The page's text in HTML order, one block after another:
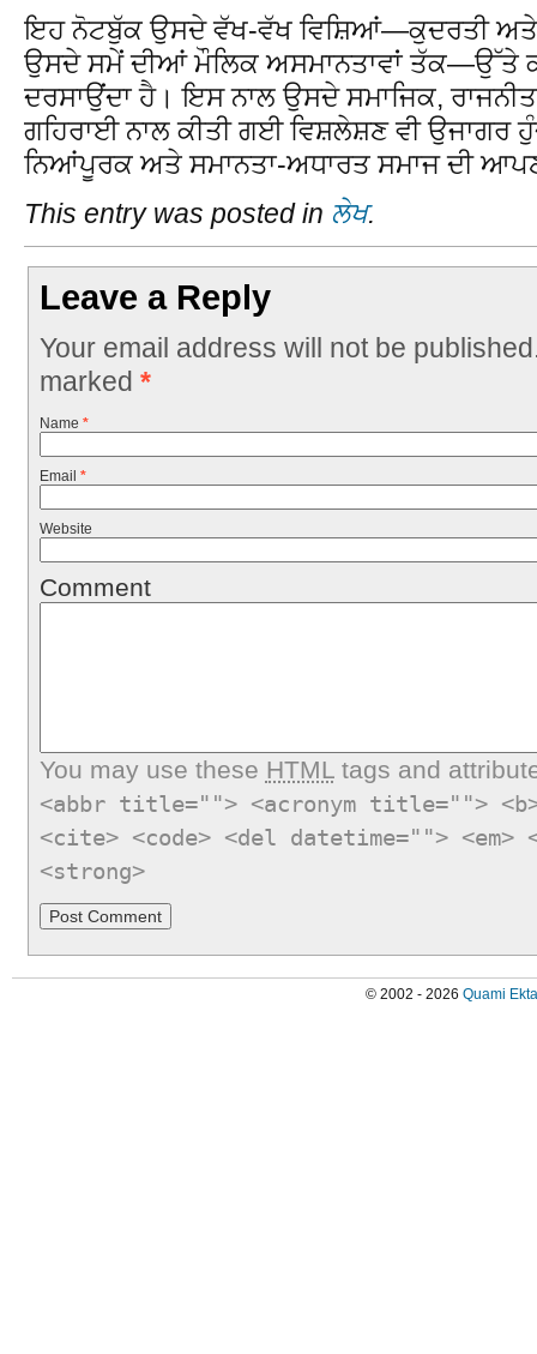
ਇਹ ਨੋਟਬੁੱਕ ਉਸਦੇ ਵੱਖ-ਵੱਖ ਵਿਸ਼ਿਆਂ—ਕੁਦਰਤੀ ਅਤੇ
ਉਸਦੇ ਸਮੇਂ ਦੀਆਂ ਮੌਲਿਕ ਅਸਮਾਨਤਾਵਾਂ ਤੱਕ—ਉੱਤੇ
ਦਰਸਾਉਂਦਾ ਹੈ। ਇਸ ਨਾਲ ਉਸਦੇ ਸਮਾਜਿਕ,
ਗਹਿਰਾਈ ਨਾਲ ਕੀਤੀ ਗਈ ਵਿਸ਼ਲੇਸ਼ਣ ਵੀ ਉਜਾਗਰ
ਨਿਆਂਪੂਰਕ ਅਤੇ ਸਮਾਨਤਾ-ਅਧਾਰਤ ਸਮਾਜ ਦੀ
This entry was posted in ਲੇਖ.
Leave a Reply
Your email address will not be
marked *
Name *
Email *
Website
Comment
You may use these HTMLtags and
<abbr title=""> <acronym title="">
<cite> <code> <del datetime="">
<strong>
© 2002 - 2026 Quami